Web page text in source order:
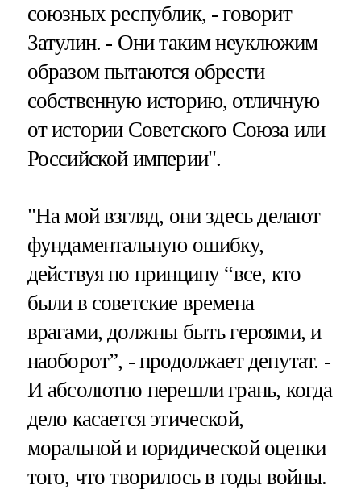
союзных республик, - говорит
Затулин. - Они таким неуклюжим
образом пытаются обрести
собственную историю, отличную
от истории Советского Союза или
Российской империи".
"На мой взгляд, они здесь делают
фундаментальную ошибку,
действуя по принципу “все, кто
были в советские времена
врагами, должны быть героями, и
наоборот”, - продолжает депутат. -
И абсолютно перешли грань, когда
дело касается этической,
моральной и юридической оценки
того, что творилось в годы войны.